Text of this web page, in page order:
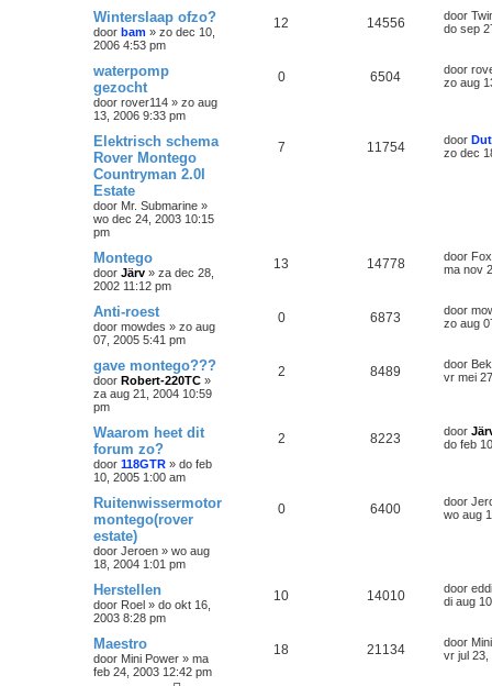
Winterslaap ofzo?
door bam » zo dec 10,
2006 4:53 pm
12 14556 door
do sep
waterpomp
gezocht
door rover114 » zo aug
13, 2006 9:33 pm
0 6504 door
zo aug
Elektrisch schema
Rover Montego
Countryman 2.0I
Estate
door Mr. Submarine »
wo dec 24, 2003 10:15
pm
7 11754 door
zo dec
Montego
door Järv » za dec 28,
2002 11:12 pm
13 14778 door
ma nov
Anti-roest
door mowdes » zo aug
07, 2005 5:41 pm
0 6873 door
zo aug
gave montego???
door Robert-220TC »
za aug 21, 2004 10:59
pm
2 8489 door
vr mei
Waarom heet dit
forum zo?
door 118GTR » do feb
10, 2005 1:00 am
2 8223 door
do feb
Ruitenwissermotor
montego(rover
estate)
door Jeroen » wo aug
18, 2004 1:01 pm
0 6400 door
wo aug
Herstellen
door Roel » do okt 16,
2003 8:28 pm
10 14010 door
di aug
Maestro
door Mini Power » ma
feb 24, 2003 12:42 pm
18 21134 door
vr jul 23,